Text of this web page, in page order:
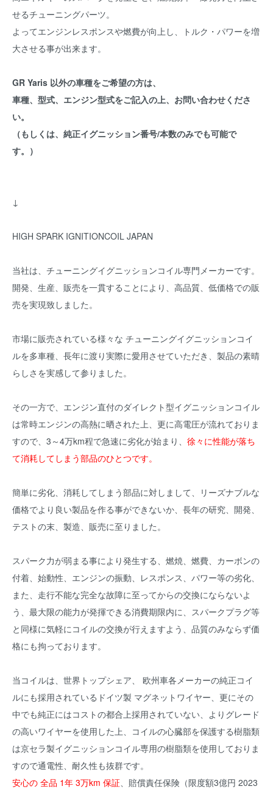
せるチューニングパーツ。
よってエンジンレスポンスや燃費が向上し、トルク・パワーを増
大させる事が出来ます。
GR Yaris 以外の車種をご希望の方は、
車種、型式、エンジン型式をご記入の上、お問い合わせくださ
い。
（もしくは、純正イグニッション番号/本数のみでも可能で
す。）
↓
HIGH SPARK IGNITIONCOIL JAPAN
当社は、チューニングイグニッションコイル専門メーカーです。
開発、生産、販売を一貫することにより、高品質、低価格での販
売を実現致しました。
市場に販売されている様々な チューニングイグニッションコイ
ルを多車種、長年に渡り実際に愛用させていただき、製品の素晴
らしさを実感して参りました。
その一方で、エンジン直付のダイレクト型イグニッションコイル
は常時エンジンの高熱に晒された上、更に高電圧が流れておりま
すので、3～4万km程で急速に劣化が始まり、 徐々に性能が落ち
て消耗してしまう部品のひとつです。
簡単に劣化、消耗してしまう部品に対しまして、リーズナブルな
価格でより良い製品を作る事ができないか、長年の研究、開発、
テストの末、製造、販売に至りました。
スパーク力が弱まる事により発生する、燃焼、燃費、カーボンの
付着、始動性、エンジンの振動、レスポンス、パワー等の劣化、
また、走行不能な完全な故障に至ってからの交換にならないよ
う、最大限の能力が発揮できる消費期限内に、スパークプラグ等
と同様に気軽にコイルの交換が行えますよう、品質のみならず価
格にも拘っております。
当コイルは、世界トップシェア、 欧州車各メーカーの純正コイ
ルにも採用されているドイツ製 マグネットワイヤー、更にその
中でも純正にはコストの都合上採用されていない、よりグレード
の高いワイヤーを使用した上、コイルの心臓部を保護する樹脂類
は京セラ製イグニッションコイル専用の樹脂類を使用しておりま
すので通電性、耐久性も抜群です。
安心の 全品 1年 3万km 保証、賠償責任保険（限度額3億円 2023